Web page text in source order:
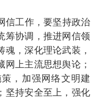
信工作，要坚持政治
筹协调，推进网信领
，深化理论武装，
上主流思想舆论；
，加强网络文明建
坚持安全至上，强化